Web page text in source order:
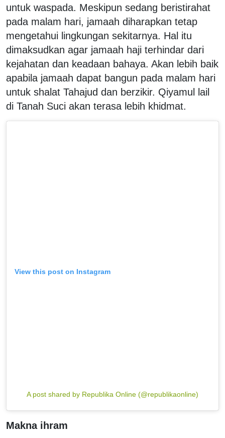
untuk waspada. Meskipun sedang beristirahat
pada malam hari, jamaah diharapkan tetap
mengetahui lingkungan sekitarnya. Hal itu
dimaksudkan agar jamaah haji terhindar dari
kejahatan dan keadaan bahaya. Akan lebih baik
apabila jamaah dapat bangun pada malam hari
untuk shalat Tahajud dan berzikir. Qiyamul lail
di Tanah Suci akan terasa lebih khidmat.
View this post on Instagram
A post shared by Republika Online (@republikaonline)
Makna ihram